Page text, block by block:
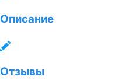
Описание
Отзывы